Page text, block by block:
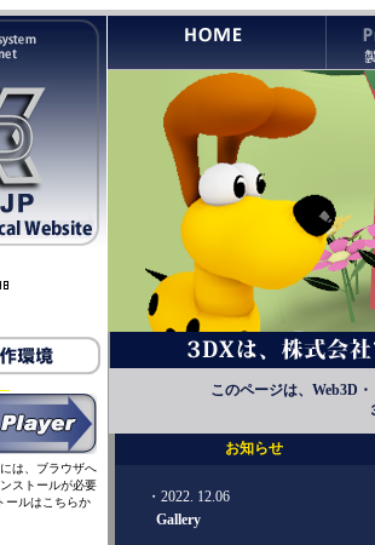
は、ブラウザへ
ストールが必要
ールはこちらか
このページは、Web3D
お知らせ
・2022. 12.06
Gallery